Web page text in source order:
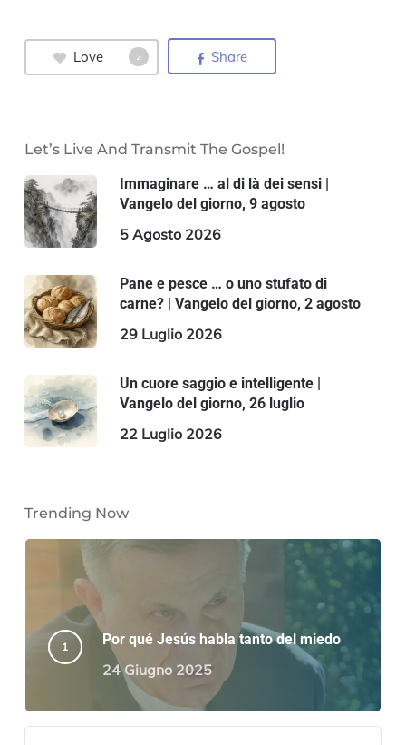
Love 2 Share
Let’s Live And Transmit The Gospel!
Immaginare … al di là dei sensi |
Vangelo del giorno, 9 agosto
5 Agosto 2026
Pane e pesce … o uno stufato di
carne? | Vangelo del giorno, 2 agosto
29 Luglio 2026
Un cuore saggio e intelligente |
Vangelo del giorno, 26 luglio
22 Luglio 2026
Trending Now
Por qué Jesús habla tanto del miedo
24 Giugno 2025